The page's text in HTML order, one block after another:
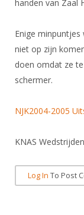
Commissies
Leden van
Vacatures
Medewerkers
Samenwerking
Formulieren
Reglementen
Materiaal
Schermpaspoort
NK's
JPT
Atletencommissie
Internationale
Nationale
Internationale
Opleidingen
Leraar
Voor
handen van Zaal
Enige
niet op zijn
doen omdat ze
schermer.
NJK2004-2005
KNAS Wedstrijden
Log In To Post